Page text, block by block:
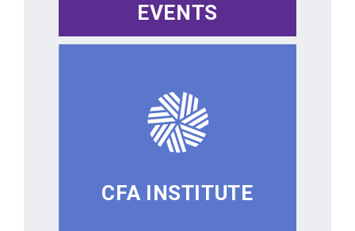
EVENTS
CFA INSTITUTE